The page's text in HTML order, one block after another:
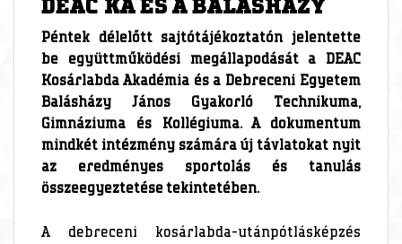
DEAC KA ÉS A BALÁSHÁZY
Péntek délelőtt sajtótájékoztatón jelentette
be együttműködési megállapodását a DEAC
Kosárlabda Akadémia és a Debreceni Egyetem
Balásházy János Gyakorló Technikuma,
Gimnáziuma és Kollégiuma. A dokumentum
mindkét intézmény számára új távlatokat nyit
az eredményes sportolás és tanulás
összeegyeztetése tekintetében.
A debreceni kosárlabda-utánpótlásképzés